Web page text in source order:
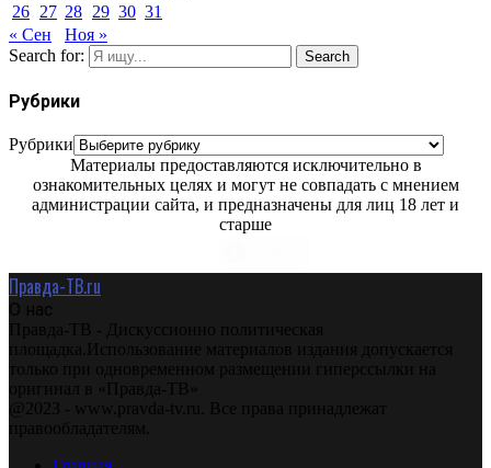
26 27 28 29 30 31
« Сен
Ноя »
Search for:
Search
Рубрики
Рубрики
Материалы предоставляются исключительно в
ознакомительных целях и могут не совпадать с мнением
администрации сайта, и предназначены для лиц 18 лет и
старше
Правда-ТВ.ru
О нас
Правда-ТВ - Дискуссионно политическая
площадка.Использование материалов издания допускается
только при одновременном размещении гиперссылки на
оригинал в «Правда-ТВ»
@2023 - www.pravda-tv.ru. Все права принадлежат
правообладателям.